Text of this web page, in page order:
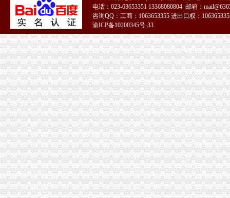
大足局重庆一元注册公司六举措扎实开展保护奥林匹克标志专有权专项整行动
渝中区外资企业注册登记年检工作进展有序
市1元注册公司局机关积开展2008年节能宣周活动
经开区局0元注册公司三项措施抓好守重企业推荐考评工作
璧山局一元注册公司流程积备战信息化知识竞赛活动
江北局重庆免费注册公司唐家沱工商所积索服务地区经济新思路
沙坪坝局推行“四卡”一元注册公司流程制度努力提升“光工商”形象
丰都局重庆免费注册公司创新举措增干部履职能力
南川局0元注册公司与地方配合共促企业发展
南岸局免费注册公司六项措施化执法办案工作取得明显效果
綦江局加干部队伍建设 努力造“四型”0元注册公司流程工商
工商动态
沙坪坝局抓住“五个关键”0元注册公司流程推动重点工作全面开展
江津局“两手抓”一元注册公司流程积构建食品安全监管长效机制
云局1元注册公司五措并举促农村经纪人健康发展
永川局0元注册公司流程化合同帮扶制度支持涉农企业发展
渝中“12315”一元注册公司巡查车再添便民服务新功能
沙坪坝局免费注册公司部分工商所上门验照贴花 促进监管服务两统一
电话：023-63653351 13368080804 邮箱：
咨询QQ：工商：1063653355 进出口权：
渝ICP备10200345号-33